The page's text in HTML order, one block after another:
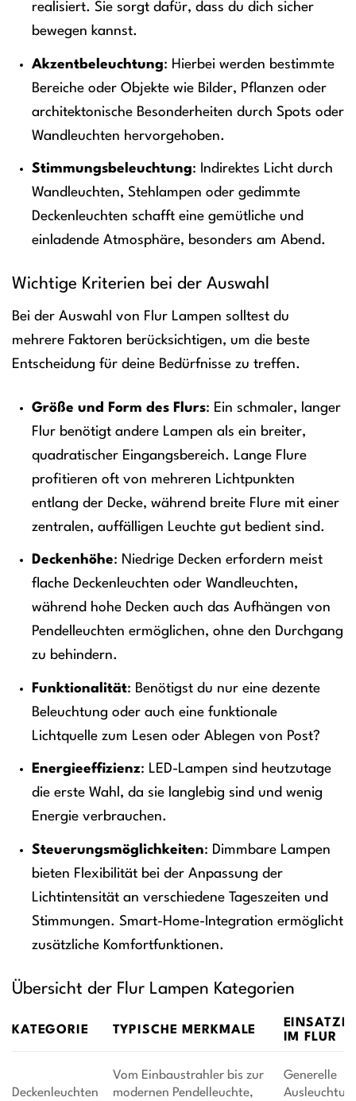
realisiert. Sie sorgt dafür, dass du dich sicher
bewegen kannst.
Akzentbeleuchtung: Hierbei werden bestimmte
Bereiche oder Objekte wie Bilder, Pflanzen oder
architektonische Besonderheiten durch Spots oder
Wandleuchten hervorgehoben.
Stimmungsbeleuchtung: Indirektes Licht durch
Wandleuchten, Stehlampen oder gedimmte
Deckenleuchten schafft eine gemütliche und
einladende Atmosphäre, besonders am Abend.
Wichtige Kriterien bei der Auswahl
Bei der Auswahl von Flur Lampen solltest du
mehrere Faktoren berücksichtigen, um die beste
Entscheidung für deine Bedürfnisse zu treffen.
Größe und Form des Flurs: Ein schmaler, langer
Flur benötigt andere Lampen als ein breiter,
quadratischer Eingangsbereich. Lange Flure
profitieren oft von mehreren Lichtpunkten
entlang der Decke, während breite Flure mit einer
zentralen, auffälligen Leuchte gut bedient sind.
Deckenhöhe: Niedrige Decken erfordern meist
flache Deckenleuchten oder Wandleuchten,
während hohe Decken auch das Aufhängen von
Pendelleuchten ermöglichen, ohne den Durchgang
zu behindern.
Funktionalität: Benötigst du nur eine dezente
Beleuchtung oder auch eine funktionale
Lichtquelle zum Lesen oder Ablegen von Post?
Energieeffizienz: LED-Lampen sind heutzutage
die erste Wahl, da sie langlebig sind und wenig
Energie verbrauchen.
Steuerungsmöglichkeiten: Dimmbare Lampen
bieten Flexibilität bei der Anpassung der
Lichtintensität an verschiedene Tageszeiten und
Stimmungen. Smart-Home-Integration ermöglicht
zusätzliche Komfortfunktionen.
Übersicht der Flur Lampen Kategorien
KATEGORIE TYPISCHE MERKMALE
IM FLUR
Deckenleuchten
Vom Einbaustrahler bis zur
modernen Pendelleuchte,
Generelle